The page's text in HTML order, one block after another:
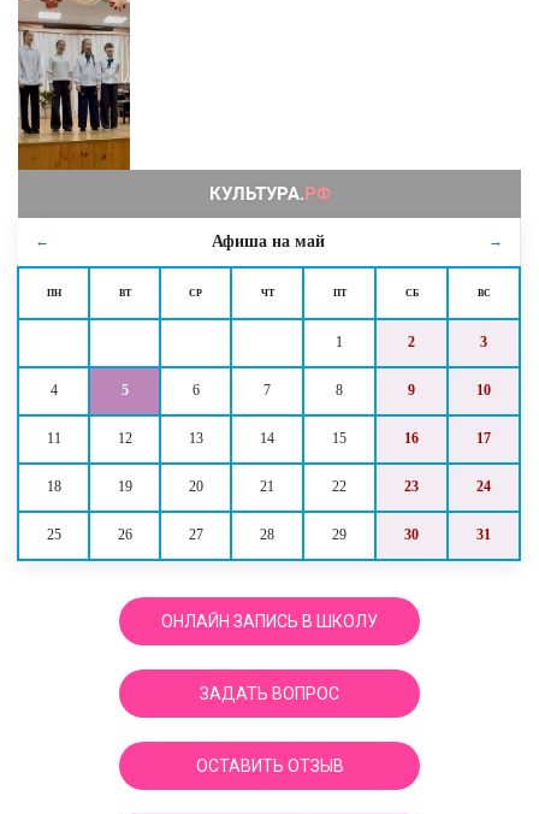
← Афиша на май →
ПН ВТ СР ЧТ ПТ СБ ВС
1 2 3
4 5 6 7 8 9 10
11 12 13 14 15 16 17
18 19 20 21 22 23 24
25 26 27 28 29 30 31
ОНЛАЙН ЗАПИСЬ В ШКОЛУ
ЗАДАТЬ ВОПРОС
ОСТАВИТЬ ОТЗЫВ